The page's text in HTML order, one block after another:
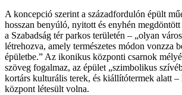
A koncepció szerint a századfordulón épült
hosszan benyúló, nyitott és enyhén
a Szabadság tér parkos területén – „olyan
létrehozva, amely természetes módon vonzza
épületbe.” Az ikonikus központi csarnok
szöveg fogalmaz, az épület „szimbolikus
kortárs kulturális terek, és kiállítótermek alatt –
központ létesült volna.